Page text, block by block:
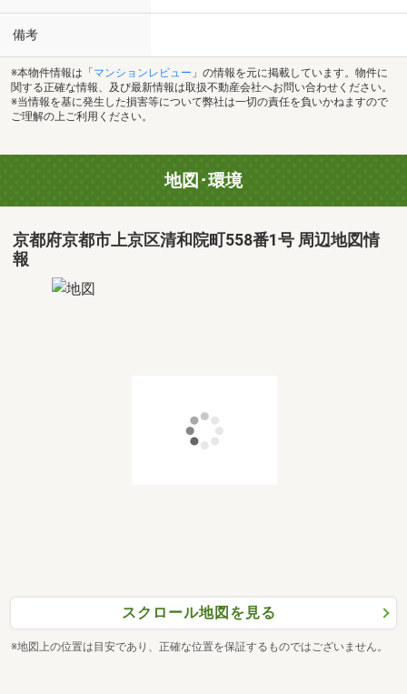
備考
※本物件情報は「 マンションレビュー 」の情報を元に掲載しています。物件に
関する正確な情報、及び最新情報は取扱不動産会社へお問い合わせください。
※当情報を基に発生した損害等について弊社は一切の責任を負いかねますので
ご理解の上ご利用ください。
地図･環境
京都府京都市上京区清和院町558番1号 周辺地図情
報
スクロール地図を見る
※地図上の位置は目安であり、正確な位置を保証するものではございません。